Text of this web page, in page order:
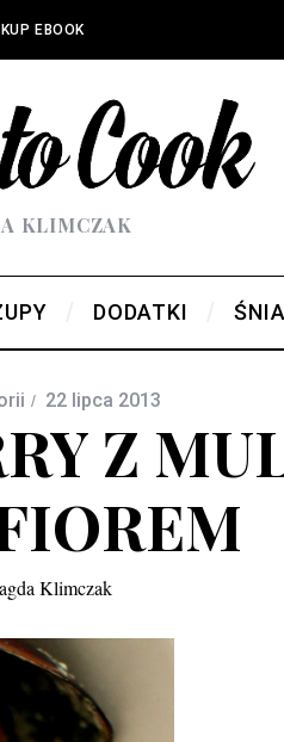
KUP EBOOK
KLIMCZAK
DODATKI
22 lipca 2013
Z
Klimczak